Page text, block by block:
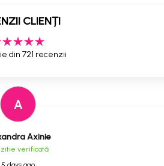
CLIENȚI
din 721 recenzii
A
Axinie
verificată